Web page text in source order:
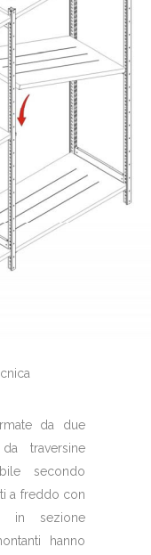
da due
traversine
secondo
a freddo con
in sezione
hanno